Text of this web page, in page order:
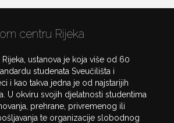
centru Rijeka
ustanova je koja više od 60
studenata Sveučilišta i
i kao takva jedna je od najstarijih
U okviru svojih djelatnosti studentima
prehrane, privremenog ili
te organizacije slobodnog